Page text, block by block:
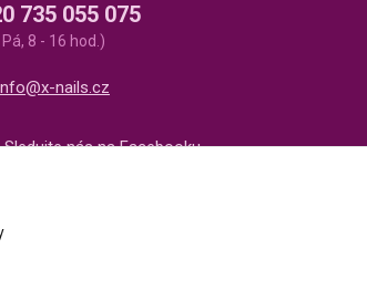
735 055 075
8 - 16 hod.)
nails.cz